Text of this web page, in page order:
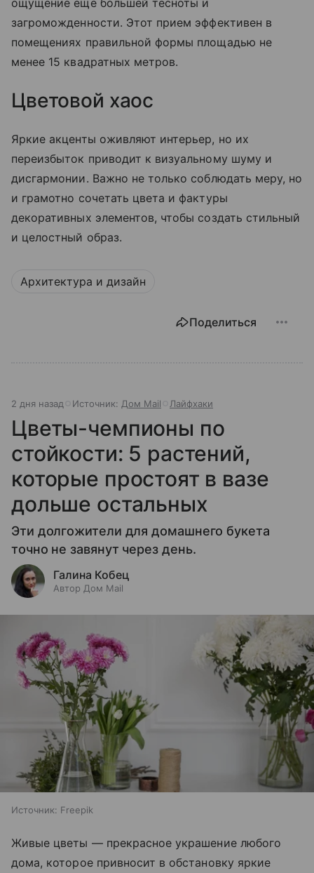
ощущение еще большей тесноты и
загроможденности. Этот прием эффективен в
помещениях правильной формы площадью не
менее 15 квадратных метров.
Цветовой хаос
Яркие акценты оживляют интерьер, но их
переизбыток приводит к визуальному шуму и
дисгармонии. Важно не только соблюдать меру, но
и грамотно сочетать цвета и фактуры
декоративных элементов, чтобы создать стильный
и целостный образ.
Архитектура и дизайн
Поделиться
2 дня назад Источник: Дом Mail Лайфхаки
Цветы-чемпионы по
стойкости: 5 растений,
которые простоят в вазе
дольше остальных
Эти долгожители для домашнего букета
точно не завянут через день.
Галина Кобец
Автор Дом Mail
Источник: Freepik
Живые цветы — прекрасное украшение любого
дома, которое привносит в обстановку яркие